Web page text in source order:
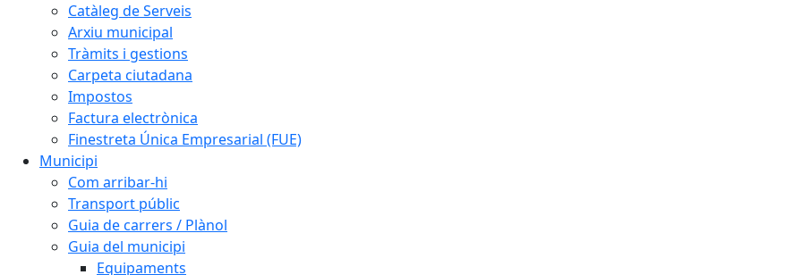
Catàleg de Serveis
Arxiu municipal
Tràmits i gestions
Carpeta ciutadana
Impostos
Factura electrònica
Finestreta Única Empresarial (FUE)
Municipi
Com arribar-hi
Transport públic
Guia de carrers / Plànol
Guia del municipi
Equipaments